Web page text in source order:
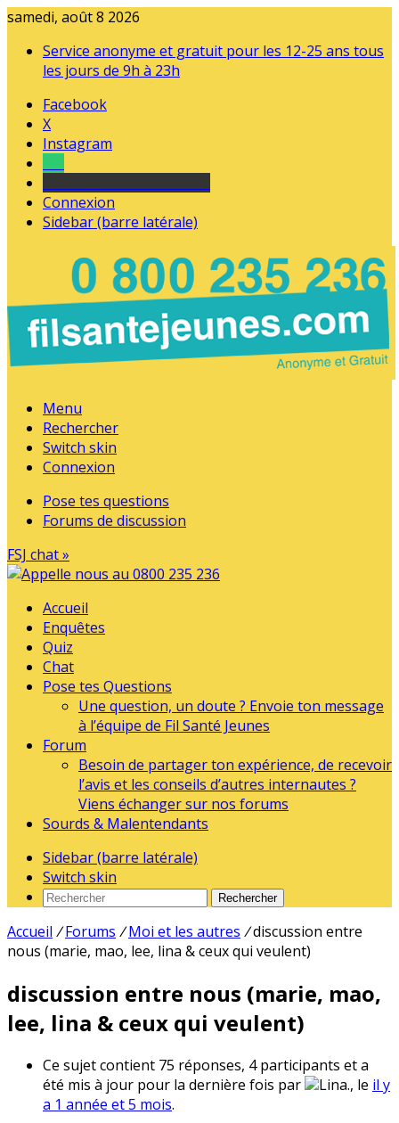
samedi, août 8 2026
Service anonyme et gratuit pour les 12-25 ans tous
les jours de 9h à 23h
Facebook
X
Instagram
Connexion
Sidebar (barre latérale)
Menu
Rechercher
Switch skin
Connexion
Pose tes questions
Forums de discussion
FSJ chat »
Accueil
Enquêtes
Quiz
Chat
Pose tes Questions
Une question, un doute ? Envoie ton message
à l’équipe de Fil Santé Jeunes
Forum
Besoin de partager ton expérience, de recevoir
l’avis et les conseils d’autres internautes ?
Viens échanger sur nos forums
Sourds & Malentendants
Sidebar (barre latérale)
Switch skin
Rechercher
Accueil / Forums / Moi et les autres /discussion entre
nous (marie, mao, lee, lina & ceux qui veulent)
discussion entre nous (marie, mao,
lee, lina & ceux qui veulent)
Ce sujet contient 75 réponses, 4 participants et a
été mis à jour pour la dernière fois par
Lina., le il y
a 1 année et 5 mois.